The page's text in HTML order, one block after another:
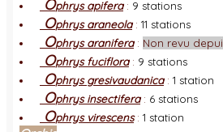
Ophrys apifera: 9 stations
Ophrys araneola: 11 stations
Ophrys aranifera: Non revu
Ophrys fuciflora: 9 stations
Ophrys gresivaudanica: 1 station
Ophrys insectifera: 6 stations
Ophrys virescens: 1 station